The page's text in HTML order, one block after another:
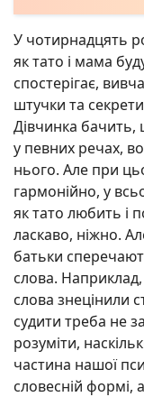
У чотирнадцять
як тато і мама
спостерігає,
штучки та
Дівчинка
у певних речах,
нього. Але при
гармонійно, у
як тато любить і
ласкаво, ніжно.
батьки
слова.
слова знецінили
судити треба не
розуміти,
частина нашої
словесній формі, а